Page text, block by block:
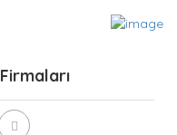
Firmaları